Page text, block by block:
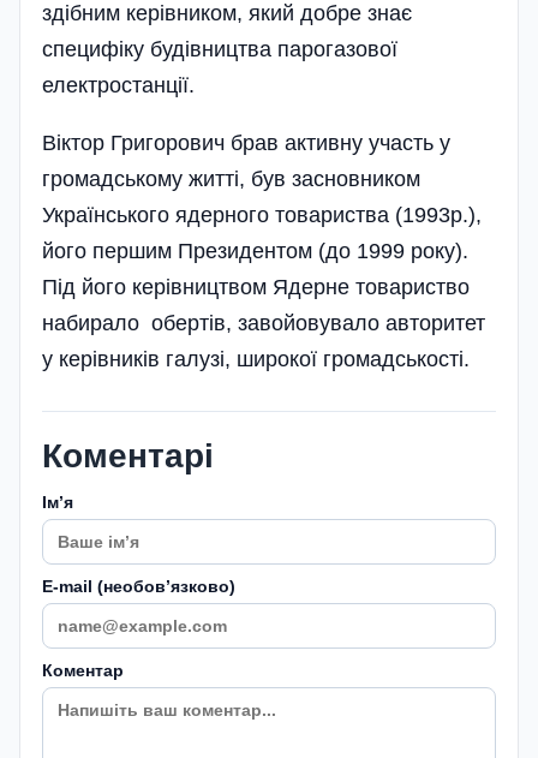
здібним керівником, який добре знає
специфіку будівництва парогазової
електростанції.
Віктор Григорович брав активну участь у
громадському житті, був засновником
Українського ядерного товариства (1993р.),
його першим Президентом (до 1999 року).
Під його керівництвом Ядерне товариство
набирало обертів, завойовувало авторитет
у керівників галузі, широкої громадськості.
Коментарі
Імʼя
E-mail (необовʼязково)
Коментар